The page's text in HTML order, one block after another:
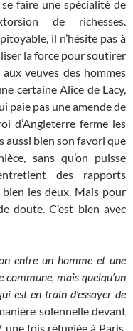
faire une spécialité de
de richesses.
il n’hésite pas à
la force pour soutirer
veuves des hommes
certaine Alice de Lacy,
paie pas une amende de
d’Angleterre ferme les
aussi bien son favori que
sans qu’on puisse
des rapports
bien les deux. Mais pour
doute. C’est bien avec
entre un homme et une
commune, mais quelqu’un
est en train d’essayer de
solennelle devant
une fois réfugiée à Paris.